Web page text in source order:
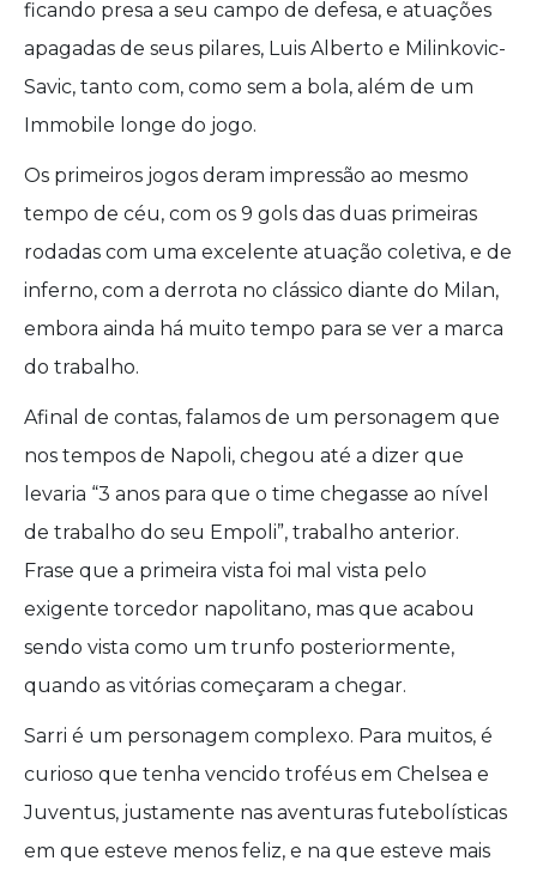
ficando presa a seu campo de defesa, e atuações
apagadas de seus pilares, Luis Alberto e Milinkovic-
Savic, tanto com, como sem a bola, além de um
Immobile longe do jogo.
Os primeiros jogos deram impressão ao mesmo
tempo de céu, com os 9 gols das duas primeiras
rodadas com uma excelente atuação coletiva, e de
inferno, com a derrota no clássico diante do Milan,
embora ainda há muito tempo para se ver a marca
do trabalho.
Afinal de contas, falamos de um personagem que
nos tempos de Napoli, chegou até a dizer que
levaria “3 anos para que o time chegasse ao nível
de trabalho do seu Empoli”, trabalho anterior.
Frase que a primeira vista foi mal vista pelo
exigente torcedor napolitano, mas que acabou
sendo vista como um trunfo posteriormente,
quando as vitórias começaram a chegar.
Sarri é um personagem complexo. Para muitos, é
curioso que tenha vencido troféus em Chelsea e
Juventus, justamente nas aventuras futebolísticas
em que esteve menos feliz, e na que esteve mais